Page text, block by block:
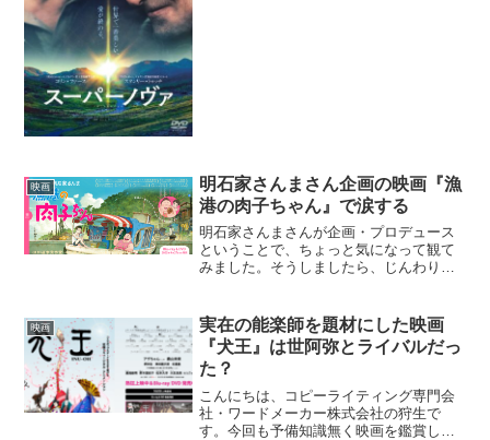
映画
明石家さんまさん企画の映画『漁
港の肉子ちゃん』で涙する
明石家さんまさんが企画・プロデュース
ということで、ちょっと気になって観て
みました。そうしましたら、じんわり感
原作の紹介文は以下です。男にだまされ
た母・肉子ちゃんと一緒に...
映画
実在の能楽師を題材にした映画
『犬王』は世阿弥とライバルだっ
た？
こんにちは、コピーライティング専門会
社・ワードメーカー株式会社の狩生で
す。今回も予備知識無く映画を鑑賞しま